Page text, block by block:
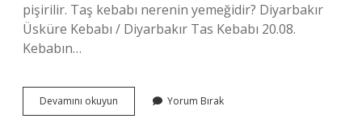
pişirilir. Taş kebabı nerenin yemeğidir? Diyarbakır
Üsküre Kebabı / Diyarbakır Tas Kebabı 20.08.
Kebabın…
Devamını okuyun
Kebabı
Yorum Bırak